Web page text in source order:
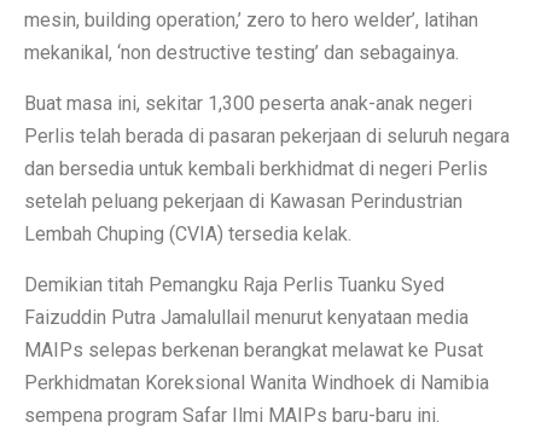
mesin, building operation,’ zero to hero welder’, latihan
mekanikal, ‘non destructive testing’ dan sebagainya.
Buat masa ini, sekitar 1,300 peserta anak-anak negeri
Perlis telah berada di pasaran pekerjaan di seluruh negara
dan bersedia untuk kembali berkhidmat di negeri Perlis
setelah peluang pekerjaan di Kawasan Perindustrian
Lembah Chuping (CVIA) tersedia kelak.
Demikian titah Pemangku Raja Perlis Tuanku Syed
Faizuddin Putra Jamalullail menurut kenyataan media
MAIPs selepas berkenan berangkat melawat ke Pusat
Perkhidmatan Koreksional Wanita Windhoek di Namibia
sempena program Safar Ilmi MAIPs baru-baru ini.